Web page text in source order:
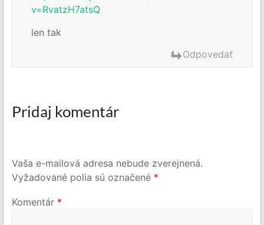
v=RvatzH7atsQ
len tak
Odpovedať
Pridaj komentár
Vaša e-mailová adresa nebude zverejnená.
Vyžadované polia sú označené *
Komentár *